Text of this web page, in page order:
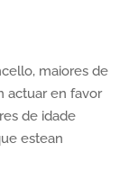
maiores de
actuar en favor
de idade
estean